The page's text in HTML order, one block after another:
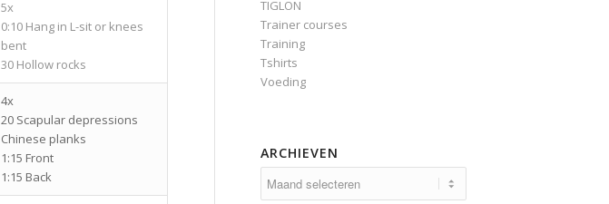
5x
0:10 Hang in L-sit or knees
bent
30 Hollow rocks
4x
20 Scapular depressions
Chinese planks
1:15 Front
1:15 Back
TIGLON
Trainer courses
Training
Tshirts
Voeding
ARCHIEVEN